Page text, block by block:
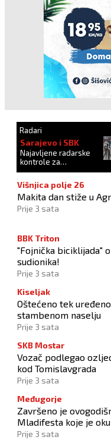
Radari
Sarajevo i SBK
Najavljene radarske
kontrole za
27.10.2024.
Višnjica polje 26
Makita dan stiže u
Prije 3 sata
BBK Triton
"Fojnička biciklijada"
sudionika!
Prije 3 sata
Kiseljak
Oštećeno tek
stambenom naselju
Prije 3 sata
SKB Mostar
Vozač podlegao
kod Tomislavgrada
Prije 3 sata
Međugorje
Završeno je
Mladifesta koje je
zemlje svijeta
Prije 3 sata